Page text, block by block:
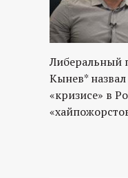
Либеральный
Кынев*
«кризисе» в